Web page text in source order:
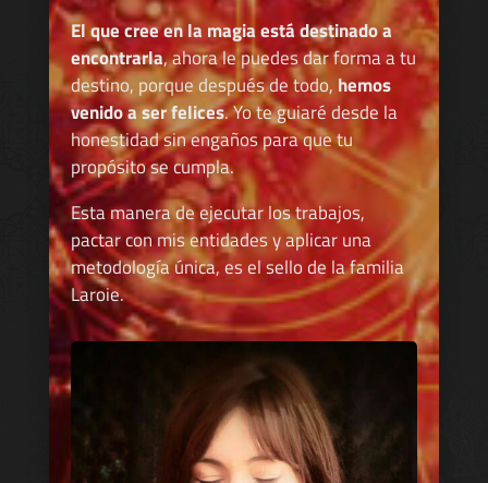
El que cree en la magia está destinado a
encontrarla, ahora le puedes dar forma a tu
destino, porque después de todo, hemos
venido a ser felices. Yo te guiaré desde la
honestidad sin engaños para que tu
propósito se cumpla.
Esta manera de ejecutar los trabajos,
pactar con mis entidades y aplicar una
metodología única, es el sello de la familia
Laroie.